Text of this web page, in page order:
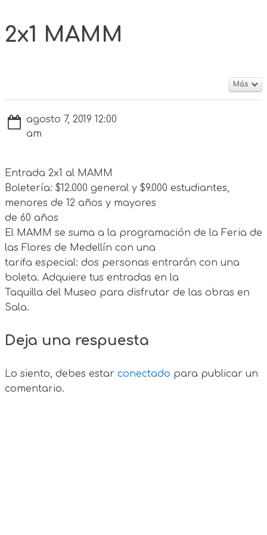
2x1 MAMM
Más
agosto 7, 2019 12:00
am
Entrada 2x1 al MAMM
Boletería: $12.000 general y $9.000 estudiantes,
menores de 12 años y mayores
de 60 años
El MAMM se suma a la programación de la Feria de
las Flores de Medellín con una
tarifa especial: dos personas entrarán con una
boleta. Adquiere tus entradas en la
Taquilla del Museo para disfrutar de las obras en
Sala.
Deja una respuesta
Lo siento, debes estar conectado para publicar un
comentario.